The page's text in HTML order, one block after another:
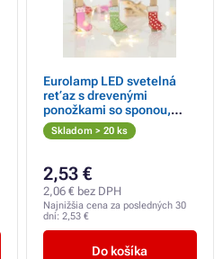
Eurolamp LED svetelná
reťaz s drevenými
ponožkami so sponou,
farba teplá biela, 20 ks
LED, 1 ks
Skladom > 20 ks
2,53 €
2,06 € bez DPH
Najnižšia cena za posledných 30
dní: 2,53 €
Do košíka